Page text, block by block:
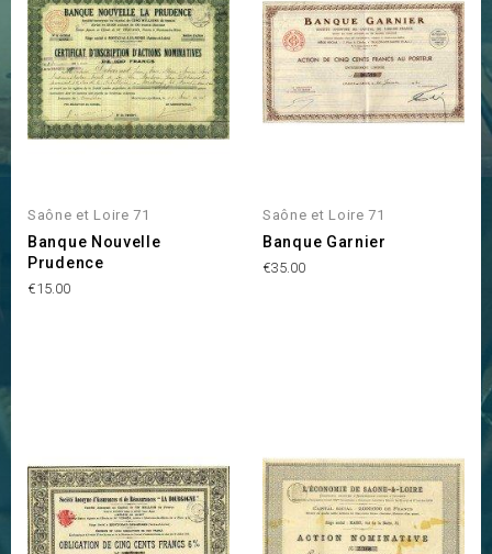
Saône et Loire 71
Banque Nouvelle
Prudence
Price
€15.00
Saône et Loire 71
Banque Garnier
Price
€35.00